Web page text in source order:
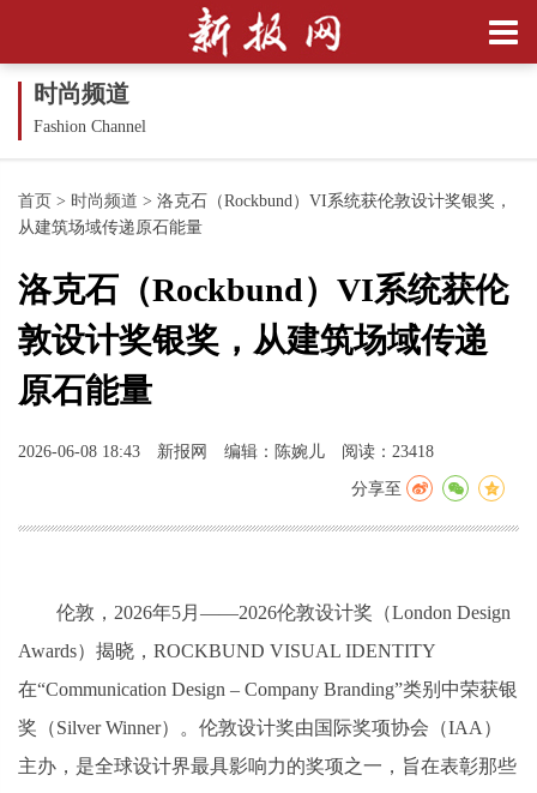
时尚频道
Fashion Channel
首页 > 时尚频道 > 洛克石（Rockbund）VI系统获伦敦设计奖银奖，
从建筑场域传递原石能量
洛克石（Rockbund）VI系统获伦
敦设计奖银奖，从建筑场域传递
原石能量
2026-06-08 18:43 新报网 编辑：陈婉儿 阅读：23418
分享至
伦敦，2026年5月——2026伦敦设计奖（London Design
Awards）揭晓，ROCKBUND VISUAL IDENTITY
在“Communication Design – Company Branding”类别中荣获银
奖（Silver Winner）。伦敦设计奖由国际奖项协会（IAA）
主办，是全球设计界最具影响力的奖项之一，旨在表彰那些